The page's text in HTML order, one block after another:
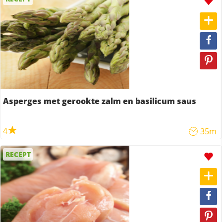
Asperges met gerookte zalm en basilicum saus
4 35m
RECEPT